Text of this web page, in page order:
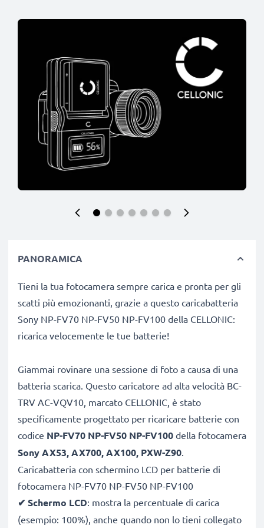
PANORAMICA
Tieni la tua fotocamera sempre carica e pronta per gli
scatti più emozionanti, grazie a questo caricabatteria
Sony NP-FV70 NP-FV50 NP-FV100 della CELLONIC:
ricarica velocemente le tue batterie!
Giammai rovinare una sessione di foto a causa di una
batteria scarica. Questo caricatore ad alta velocità BC-
TRV AC-VQV10, marcato CELLONIC, è stato
specificamente progettato per ricaricare batterie con
codice NP-FV70 NP-FV50 NP-FV100 della fotocamera
Sony AX53, AX700, AX100, PXW-Z90.
Caricabatteria con schermino LCD per batterie di
fotocamera NP-FV70 NP-FV50 NP-FV100
✔ Schermo LCD: mostra la percentuale di carica
(esempio: 100%), anche quando non lo tieni collegato